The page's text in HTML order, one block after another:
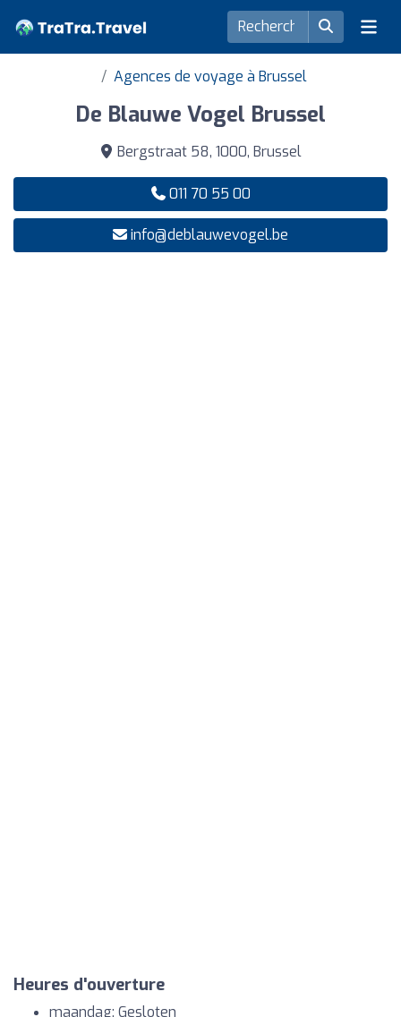
Agences de voyage à Brussel
De Blauwe Vogel Brussel
Bergstraat 58, 1000, Brussel
011 70 55 00
info@deblauwevogel.be
Heures d'ouverture
maandag: Gesloten